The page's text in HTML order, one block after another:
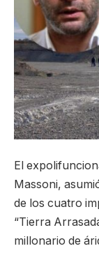
El
Massoni,
de los cuatro
“Tierra
millonario de